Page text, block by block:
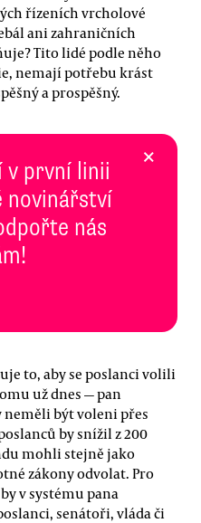
řízeních vrcholové
ani zahraničních
Tito lidé podle něho
nemají potřebu krást
a prospěšný.
v první linii
novinářství
nás
×
to, aby se poslanci volili
už dnes — pan
neměli být voleni přes
by snížil z 200
mohli stejně jako
zákony odvolat. Pro
v systému pana
senátoři, vláda či